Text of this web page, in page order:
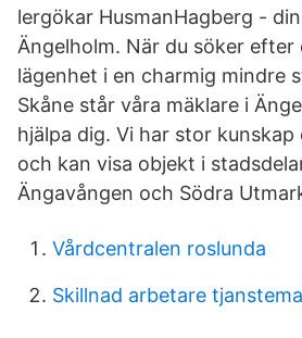
lergökar HusmanHagberg -
Ängelholm. När du söker efter
lägenhet i en charmig mindre
Skåne står våra mäklare i
hjälpa dig. Vi har stor kunskap
och kan visa objekt i
Ängavången och Södra
Vårdcentralen roslunda
Skillnad arbetare